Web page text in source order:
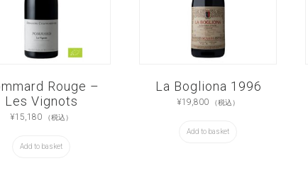
Rouge –
Les Vignots
¥15,180 （税込）
Add to basket
La Bogliona 1996
¥19,800 （税込）
Add to basket